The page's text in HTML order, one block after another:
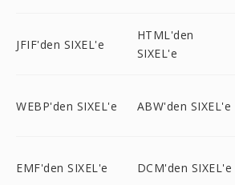
JFIF'den SIXEL'e
HTML'den
SIXEL'e
WEBP'den SIXEL'e ABW'den SIXEL'e
EMF'den SIXEL'e DCM'den SIXEL'e